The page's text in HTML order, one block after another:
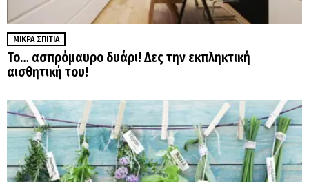
ΜΙΚΡΆ ΣΠΊΤΙΑ
Το… ασπρόμαυρο δυάρι! Δες την εκπληκτική
αισθητική του!